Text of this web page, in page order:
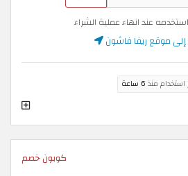
عند انهاء عملية الشراء
إلى موقع ريفا فاشون
استخدام منذ 6 ساعة
كوبون خصم